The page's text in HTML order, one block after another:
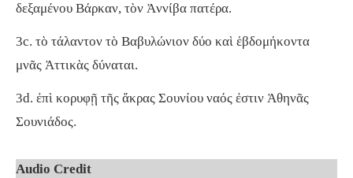
δεξαμένου Βάρκαν, τὸν Ἀννίβα πατέρα.
3c. τὸ τάλαντον τὸ Βαβυλώνιον δύο καὶ ἑβδομήκοντα
μνᾶς Ἀττικὰς δύναται.
3d. ἐπὶ κορυφῇ τῆς ἄκρας Σουνίου ναός ἐστιν Ἀθηνᾶς
Σουνιάδος.
Audio Credit